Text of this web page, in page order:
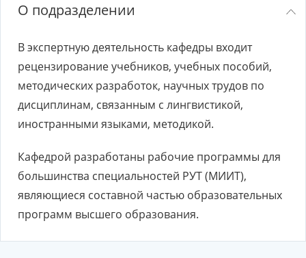
О подразделении
В экспертную деятельность кафедры входит
рецензирование учебников, учебных пособий,
методических разработок, научных трудов по
дисциплинам, связанным с лингвистикой,
иностранными языками, методикой.
Кафедрой разработаны рабочие программы для
большинства специальностей РУТ (МИИТ),
являющиеся составной частью образовательных
программ высшего образования.